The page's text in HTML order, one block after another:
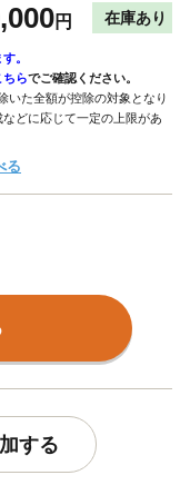
円 在庫あり
。
ちらでご確認ください。
いた全額が控除の対象となり
どに応じて一定の上限があ
る
する